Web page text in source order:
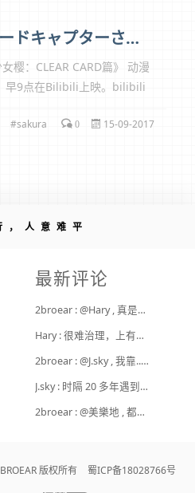
百变小樱魔术卡 カードキャプターさくら
樱：CLEAR CARD篇》 动漫
早9点在Bilibili上映。bilibili
sakura 0 15-09-2017
，人意难平
最新评论
2broear : @Hary , 真是给他们惯坏了！ [ Emoji Image ]
Hary : 很难治理，上有政策下有对策，真整治了也是消停一阵，还是得告诉他们要注意一点
2broear : @J.sky , 我靠.. 心情复杂 [ Emoji Image ]
J.sky : 时隔 20 多年遇到前任，你猜会是什么感觉？前几天和老婆去超市，巧不巧老婆去看其他商品了，就这么两分钟的功夫，我和前任迎面相遇，我看了一眼她，她也看到我了，谁都没说话，我感觉她恐慌的逃走了。我们擦肩而过，按道理这个年龄本不应该两个人单独在超市相遇，除非单身。所以，我猜她离婚了？搞不好她可能以为我也离婚了？哈哈哈
2broear : @美樂地 , 都是利益驱使，盈利手段不行
版权所有 蜀ICP备18028766号